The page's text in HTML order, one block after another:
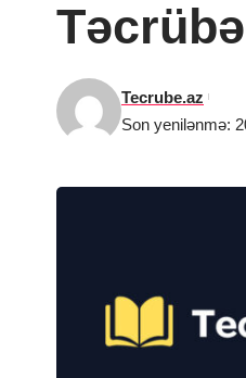
Son yenilənmə:
Tecrube.az